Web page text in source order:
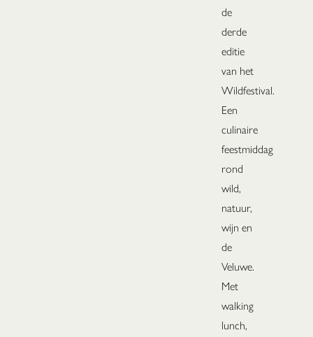
de
derde
editie
van het
Wildfestival.
Een
culinaire
feestmiddag
rond
wild,
natuur,
wijn en
de
Veluwe.
Met
walking
lunch,